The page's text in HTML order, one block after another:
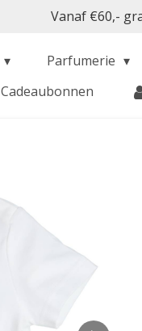
Vanaf €60,-
Parfumerie
Cadeaubonnen